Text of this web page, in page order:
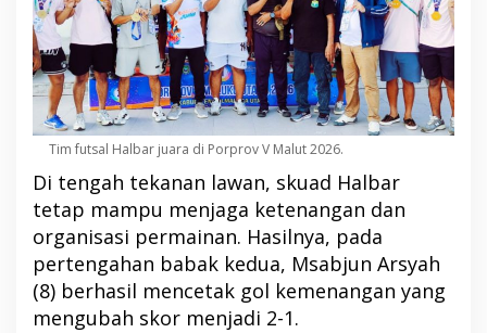
Tim futsal Halbar juara di Porprov V Malut 2026.
Di tengah tekanan lawan, skuad Halbar
tetap mampu menjaga ketenangan dan
organisasi permainan. Hasilnya, pada
pertengahan babak kedua, Msabjun Arsyah
(8) berhasil mencetak gol kemenangan yang
mengubah skor menjadi 2-1.